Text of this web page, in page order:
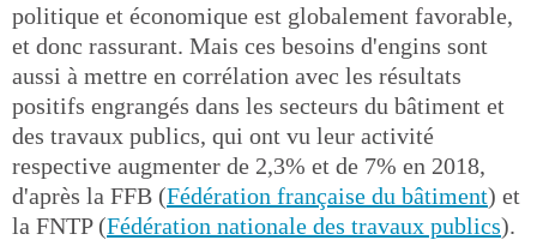
politique et économique est globalement favorable,
et donc rassurant. Mais ces besoins d'engins sont
aussi à mettre en corrélation avec les résultats
positifs engrangés dans les secteurs du bâtiment et
des travaux publics, qui ont vu leur activité
respective augmenter de 2,3% et de 7% en 2018,
d'après la FFB (Fédération française du bâtiment) et
la FNTP (Fédération nationale des travaux publics).